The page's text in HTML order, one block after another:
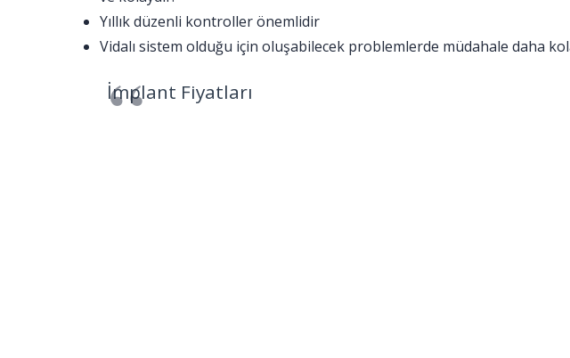
Yıllık düzenli kontroller önemlidir
Vidalı sistem olduğu için oluşabilecek problemlerde müdahale daha
İmplant Fiyatları